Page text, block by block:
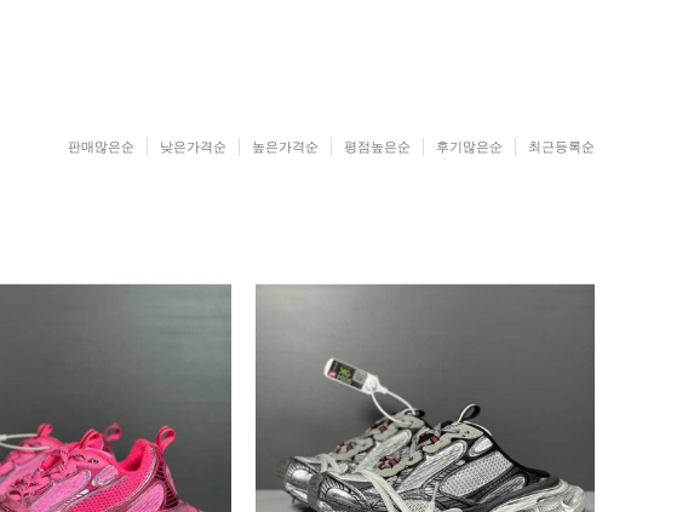
판매많은순 낮은가격순 높은가격순 평점높은순 후기많은순 최근등록순